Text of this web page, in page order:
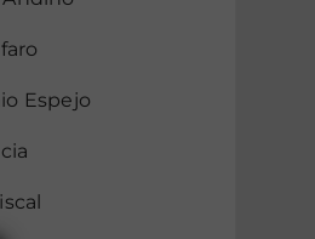
Espejo